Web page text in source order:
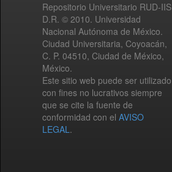
Repositorio Universitario RUD-IIS
D.R. © 2010. Universidad
Nacional Autónoma de México.
Ciudad Universitaria, Coyoacán,
C. P. 04510, Ciudad de México,
México.
Este sitio web puede ser utilizado
con fines no lucrativos siempre
que se cite la fuente de
conformidad con el AVISO
LEGAL.